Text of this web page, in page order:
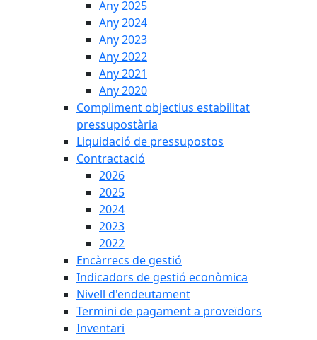
Any 2025
Any 2024
Any 2023
Any 2022
Any 2021
Any 2020
Compliment objectius estabilitat
pressupostària
Liquidació de pressupostos
Contractació
2026
2025
2024
2023
2022
Encàrrecs de gestió
Indicadors de gestió econòmica
Nivell d'endeutament
Termini de pagament a proveïdors
Inventari